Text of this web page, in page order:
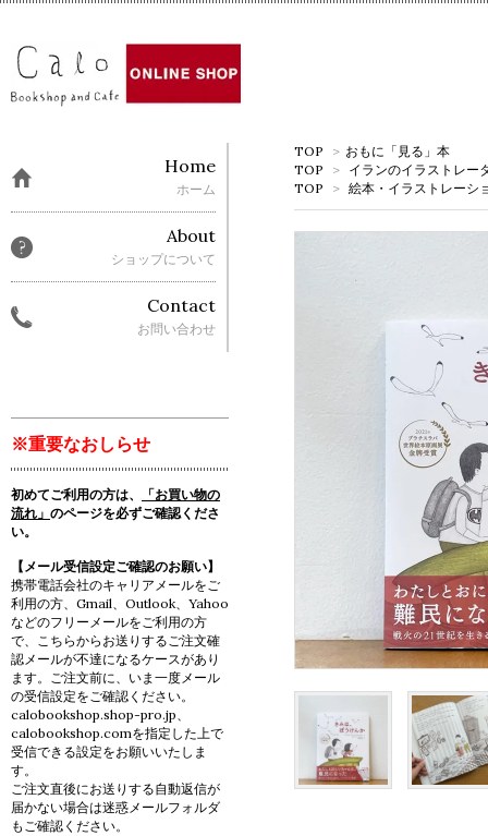
TOP > おもに「見る」本
TOP
> イランのイラストレー
TOP
> 絵本・イラストレーシ
Home
ホーム
About
ショップについて
Contact
お問い合わせ
※重要なおしらせ
初めてご利用の方は、
「お買い物の
流れ」 のページを必ずご確認くださ
い。
【メール受信設定ご確認のお願い】
携帯電話会社のキャリアメールをご
利用の方、Gmail、Outlook、Yahoo
などのフリーメールをご利用の方
で、こちらからお送りするご注文確
認メールが不達になるケースがあり
ます。ご注文前に、いま一度メール
の受信設定をご確認ください。
calobookshop.shop-pro.jp、
calobookshop.comを指定した上で
受信できる設定をお願いいたしま
す。
ご注文直後にお送りする自動返信が
届かない場合は迷惑メールフォルダ
もご確認ください。